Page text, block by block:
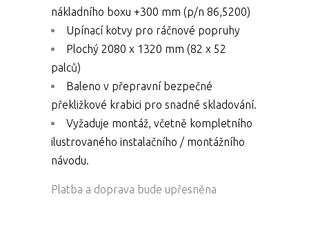
nákladního boxu +300 mm (p/n 86,5200)
Upínací kotvy pro ráčnové popruhy
Plochý 2080 x 1320 mm (82 x 52
palců)
Baleno v přepravní bezpečné
překližkové krabici pro snadné skladování.
Vyžaduje montáž, včetně kompletního
ilustrovaného instalačního / montážního
návodu.
Platba a doprava bude upřesněna